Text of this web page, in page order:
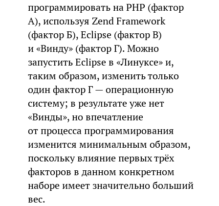
программировать на PHP (фактор
А), используя Zend Framework
(фактор Б), Eclipse (фактор В)
и «Винду» (фактор Г). Можно
запустить Eclipse в «Линуксе» и,
таким образом, изменить только
один фактор Г — операционную
систему; в результате уже нет
«Винды», но впечатление
от процесса программирования
изменится минимальным образом,
поскольку влияние первых трёх
факторов в данном конкретном
наборе имеет значительно больший
вес.